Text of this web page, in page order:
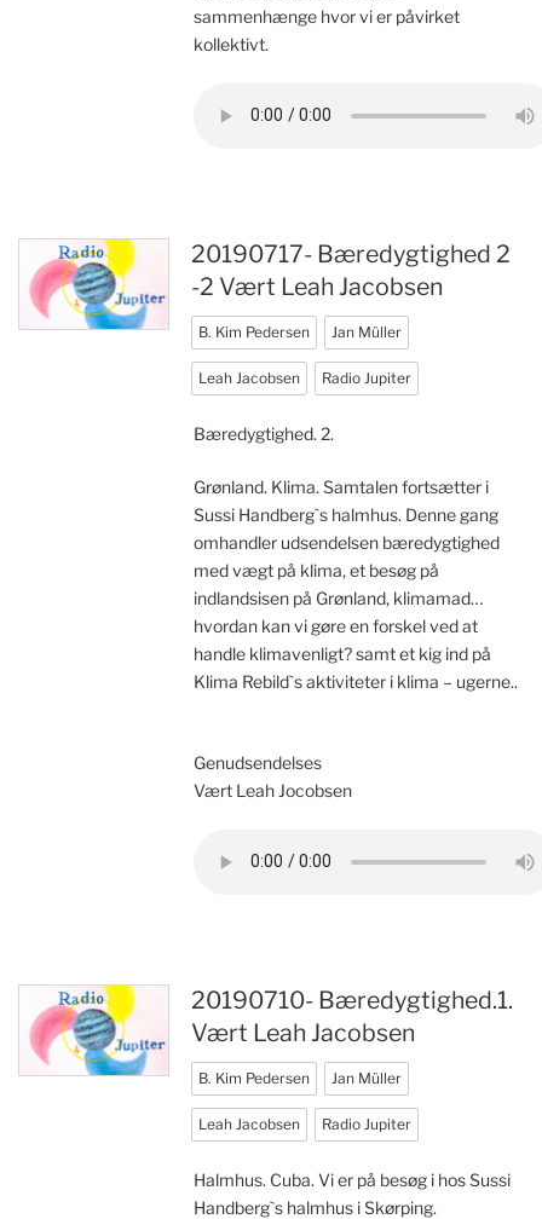
sammenhænge hvor vi er påvirket
kollektivt.
20190717- Bæredygtighed 2
-2 Vært Leah Jacobsen
B. Kim Pedersen Jan Müller
Leah Jacobsen Radio Jupiter
Bæredygtighed. 2.
Grønland. Klima. Samtalen fortsætter i
Sussi Handberg`s halmhus. Denne gang
omhandler udsendelsen bæredygtighed
med vægt på klima, et besøg på
indlandsisen på Grønland, klimamad…
hvordan kan vi gøre en forskel ved at
handle klimavenligt? samt et kig ind på
Klima Rebild`s aktiviteter i klima – ugerne..
Genudsendelses
Vært Leah Jocobsen
20190710- Bæredygtighed.1.
Vært Leah Jacobsen
B. Kim Pedersen Jan Müller
Leah Jacobsen Radio Jupiter
Halmhus. Cuba. Vi er på besøg i hos Sussi
Handberg`s halmhus i Skørping.